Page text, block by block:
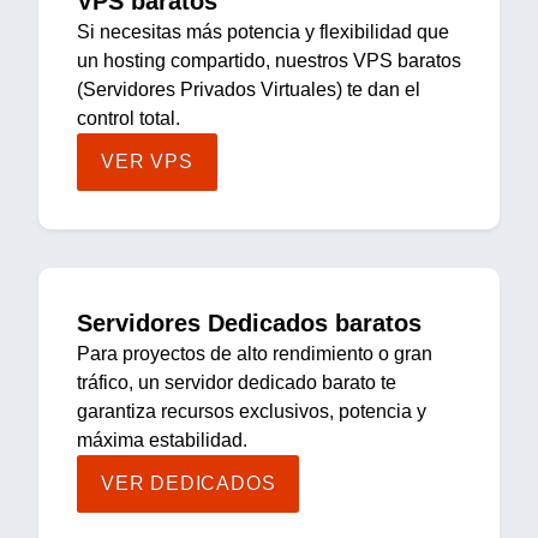
Si necesitas más potencia y flexibilidad que
un hosting compartido, nuestros VPS baratos
(Servidores Privados Virtuales) te dan el
control total.
VER VPS
Servidores Dedicados baratos
Para proyectos de alto rendimiento o gran
tráfico, un servidor dedicado barato te
garantiza recursos exclusivos, potencia y
máxima estabilidad.
VER DEDICADOS